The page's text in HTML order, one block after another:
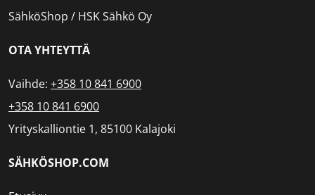
SähköShop / HSK Sähkö Oy
OTA YHTEYTTÄ
Vaihde: +358 10 841 6900
+358 10 841 6900
Yrityskalliontie 1, 85100 Kalajoki
SÄHKÖSHOP.COM